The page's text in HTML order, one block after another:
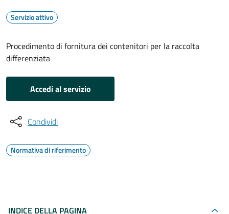
Servizio attivo
Procedimento di fornitura dei contenitori per la raccolta
differenziata
Accedi al servizio
Condividi
Normativa di riferimento
INDICE DELLA PAGINA